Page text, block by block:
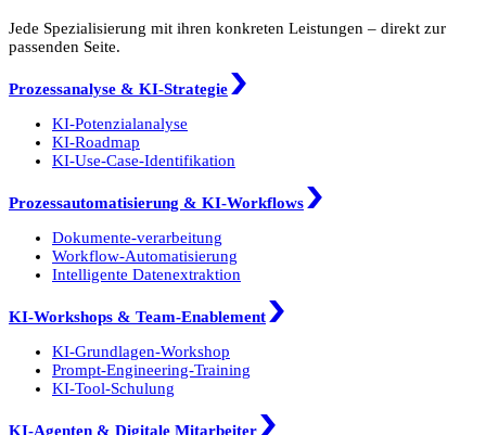
Jede Spezialisierung mit ihren konkreten Leistungen – direkt zur
passenden Seite.
Prozessanalyse & KI-Strategie
KI-Potenzialanalyse
KI-Roadmap
KI-Use-Case-Identifikation
Prozessautomatisierung & KI-Workflows
Dokumente-verarbeitung
Workflow-Automatisierung
Intelligente Datenextraktion
KI-Workshops & Team-Enablement
KI-Grundlagen-Workshop
Prompt-Engineering-Training
KI-Tool-Schulung
KI-Agenten & Digitale Mitarbeiter